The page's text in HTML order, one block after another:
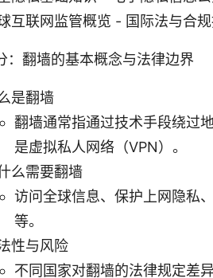
互联网监管概览 - 国际法与合
：翻墙的基本概念与法律边界
是翻墙
翻墙通常指通过技术手段绕过
是虚拟私人网络（VPN）。
么需要翻墙
访问全球信息、保护上网隐私
等。
性与风险
不同国家对翻墙的法律规定差